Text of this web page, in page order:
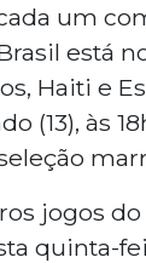
um
está
Haiti e
(13), às
jogos
quinta-